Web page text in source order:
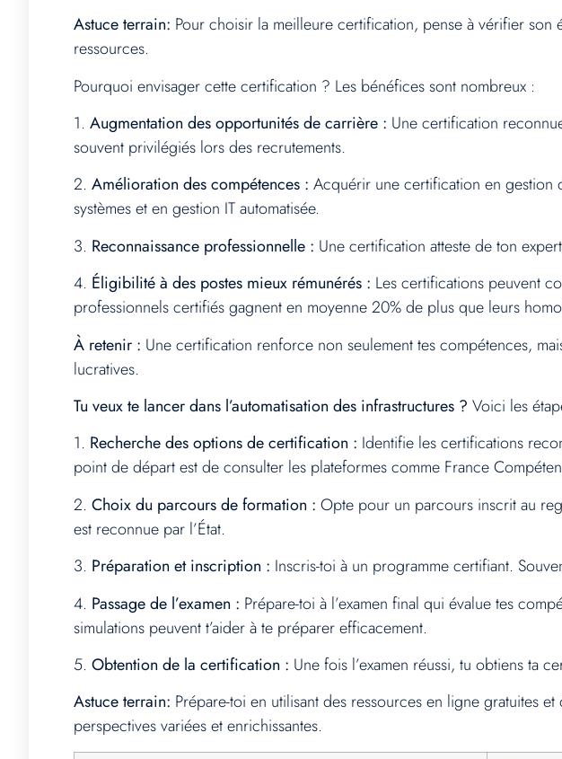
Astuce terrain: Pour choisir la meilleure certification, pense à vérifier son
ressources.
Pourquoi envisager cette certification ? Les bénéfices sont nombreux :
1. Augmentation des opportunités de carrière : Une certification
souvent privilégiés lors des recrutements.
2. Amélioration des compétences : Acquérir une certification en gestion
systèmes et en gestion IT automatisée.
3. Reconnaissance professionnelle : Une certification atteste de ton
4. Éligibilité à des postes mieux rémunérés : Les certifications peuvent
professionnels certifiés gagnent en moyenne 20% de plus que leurs
À retenir : Une certification renforce non seulement tes compétences,
lucratives.
Tu veux te lancer dans l’automatisation des infrastructures ? Voici les
1. Recherche des options de certification : Identifie les certifications
point de départ est de consulter les plateformes comme France
2. Choix du parcours de formation : Opte pour un parcours inscrit au
est reconnue par l’État.
3. Préparation et inscription : Inscris-toi à un programme certifiant.
4. Passage de l’examen : Prépare-toi à l’examen final qui évalue tes
simulations peuvent t’aider à te préparer efficacement.
5. Obtention de la certification : Une fois l’examen réussi, tu obtiens ta
Astuce terrain: Prépare-toi en utilisant des ressources en ligne gratuites
perspectives variées et enrichissantes.